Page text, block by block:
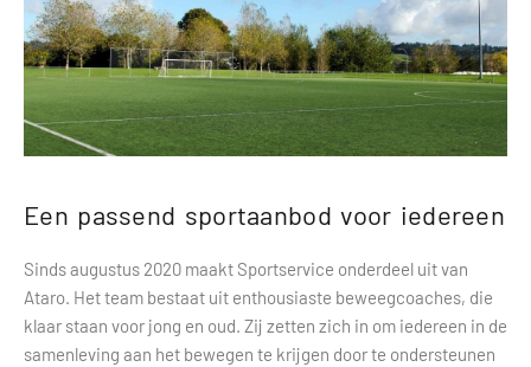
Een passend sportaanbod voor iedereen
Sinds augustus 2020 maakt Sportservice onderdeel uit van
Ataro. Het team bestaat uit enthousiaste beweegcoaches, die
klaar staan voor jong en oud. Zij zetten zich in om iedereen in de
samenleving aan het bewegen te krijgen door te ondersteunen